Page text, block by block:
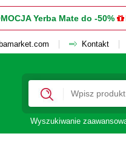
Yerba Mate do -50%
Kontakt
Wyszukiwanie